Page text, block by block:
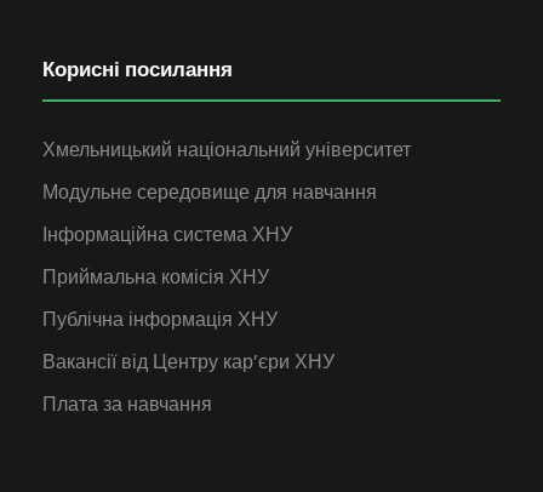
Корисні посилання
Хмельницький національний університет
Модульне середовище для навчання
Інформаційна система ХНУ
Приймальна комісія ХНУ
Публічна інформація ХНУ
Вакансії від Центру кар’єри ХНУ
Плата за навчання